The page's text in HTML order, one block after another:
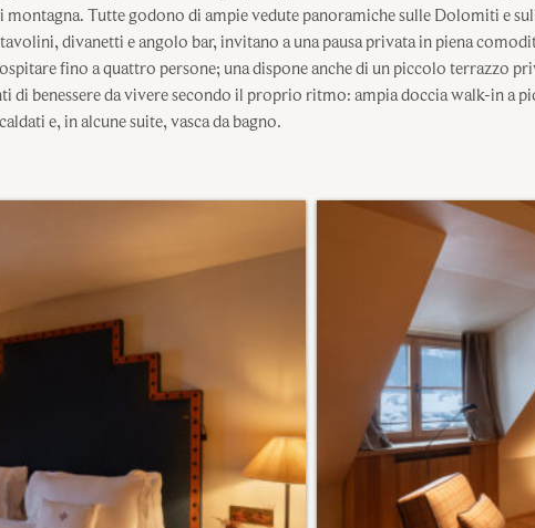
Tutte godono di ampie vedute panoramiche sulle Dolomiti e
divanetti e angolo bar, invitano a una pausa privata in piena
fino a quattro persone; una dispone anche di un piccolo terrazzo
di benessere da vivere secondo il proprio ritmo: ampia doccia walk-in a
e, in alcune suite, vasca da bagno.